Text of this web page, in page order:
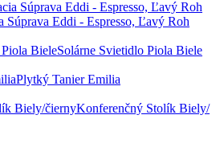
Súprava Eddi - Espresso, Ľavý Roh
Solárne Svietidlo Piola Biele
Plytký Tanier Emilia
Konferenčný Stolík Biely/